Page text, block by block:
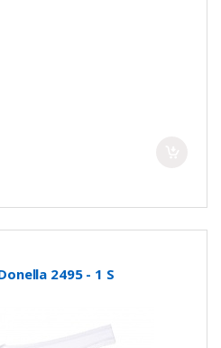
2495 - 1 S